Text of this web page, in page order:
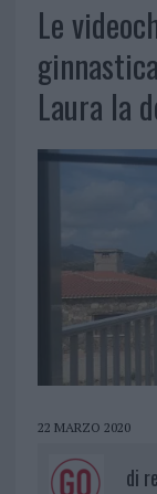
Le
Laura la
22 MARZO 2020
di